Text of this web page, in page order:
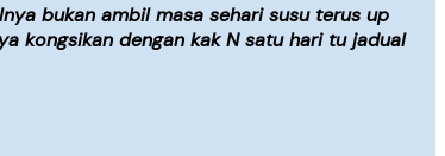
bukan ambil masa sehari susu terus up
kongsikan dengan kak N satu hari tu jadual